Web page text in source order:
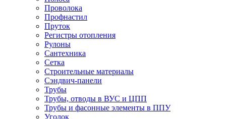
Проволока
Профнастил
Пруток
Регистры отопления
Рулоны
Сантехника
Сетка
Строительные материалы
Сэндвич-панели
Трубы
Трубы, отводы в ВУС и ЦПП
Трубы и фасонные элементы в ППУ
Уголок